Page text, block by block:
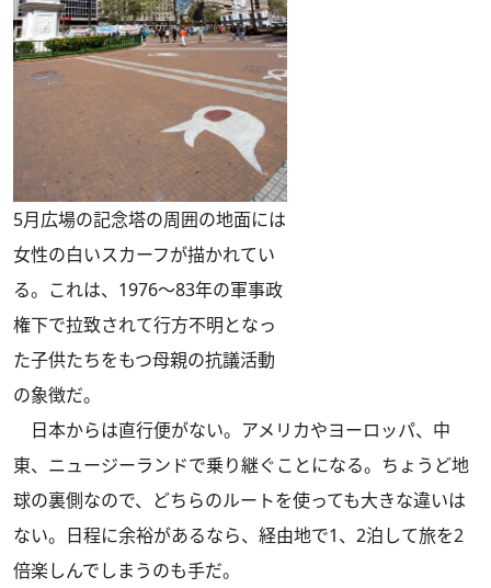
5月広場の記念塔の周囲の地面には
女性の白いスカーフが描かれてい
る。これは、1976～83年の軍事政
権下で拉致されて行方不明となっ
た子供たちをもつ母親の抗議活動
の象徴だ。
日本からは直行便がない。アメリカやヨーロッパ、中
東、ニュージーランドで乗り継ぐことになる。ちょうど地
球の裏側なので、どちらのルートを使っても大きな違いは
ない。日程に余裕があるなら、経由地で1、2泊して旅を2
倍楽しんでしまうのも手だ。